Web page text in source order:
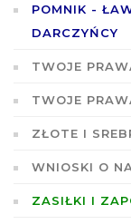
POMNIK -
DARCZYŃCY
TWOJE
TWOJE
ZŁOTE I
WNIOSKI O
ZASIŁKI I